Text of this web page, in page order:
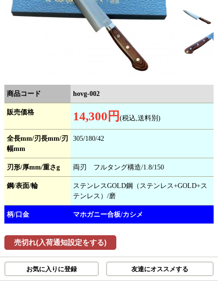
商品コード hovg-002
販売価格 14,300円 (税込,送料別)
全長mm/刃長mm/刃
幅mm
305/180/42
刃形/厚mm/重さg 両刃 フルタング構造/1.8/150
鋼/表面/輪
ステンレスGOLD鋼（ステンレス+GOLD+ス
テンレス）/磨
柄/口金 マホガニー合板/カシメ
売切れ(入荷通知設定をする)
お気に入りに登録 友達にオススメする